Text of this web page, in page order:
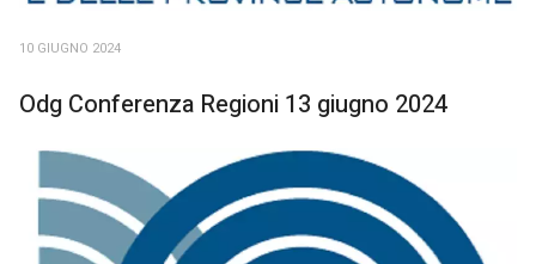
10 GIUGNO 2024
Odg Conferenza Regioni 13 giugno 2024